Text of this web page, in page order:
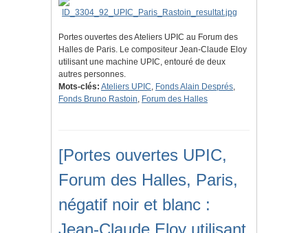
Portes ouvertes des Ateliers UPIC au Forum des
Halles de Paris. Le compositeur Jean-Claude Eloy
utilisant une machine UPIC, entouré de deux
autres personnes.
Mots-clés: Ateliers UPIC, Fonds Alain Després,
Fonds Bruno Rastoin, Forum des Halles
[Portes ouvertes UPIC,
Forum des Halles, Paris,
négatif noir et blanc :
Jean-Claude Eloy utilisant